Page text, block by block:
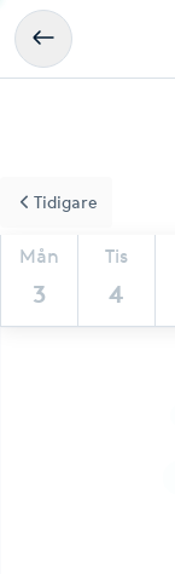
Mån
3
Tis
4
Tidigare